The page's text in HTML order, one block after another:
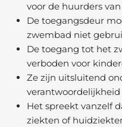
voor de huurders
De toegangsdeur
zwembad niet
De toegang tot het
verboden voor
Ze zijn uitsluitend
verantwoordelijkheid
Het spreekt vanzelf
ziekten of